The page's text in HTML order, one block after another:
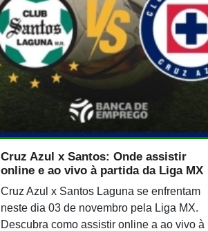
Cruz Azul x Santos: Onde assistir
online e ao vivo à partida da Liga MX
Cruz Azul x Santos Laguna se enfrentam
neste dia 03 de novembro pela Liga MX.
Descubra como assistir online a ao vivo à